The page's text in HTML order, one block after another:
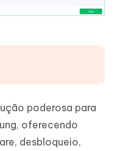
poderosa para
oferecendo
desbloqueio,